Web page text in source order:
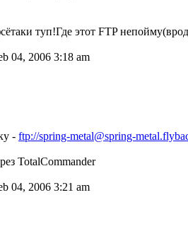
туп!Где этот FTP
04, 2006 3:18 am
- ftp://spring-metal@spring-
TotalCommander
04, 2006 3:21 am